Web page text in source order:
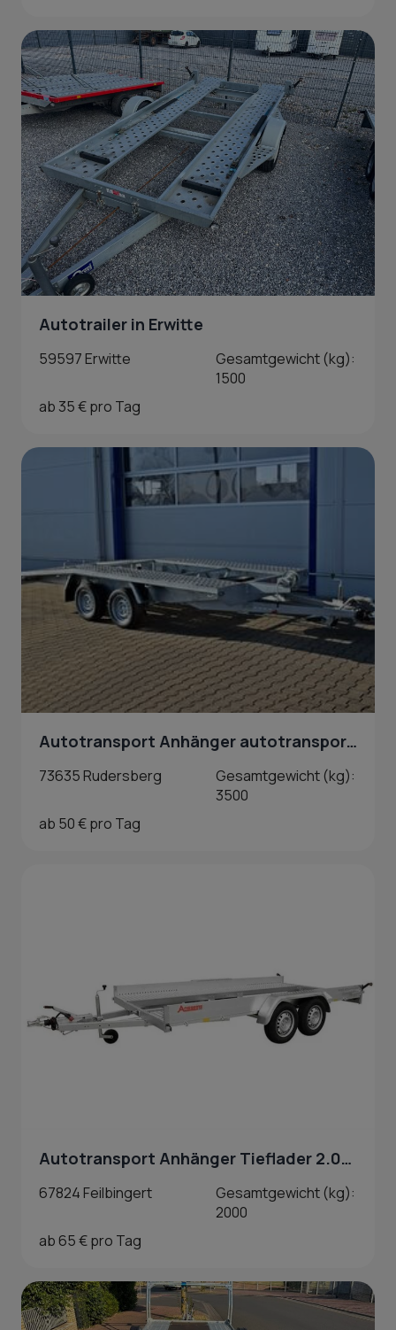
Autotrailer in Erwitte
59597 Erwitte
Gesamtgewicht (kg):
1500
ab 35 € pro Tag
Autotransport Anhänger autotransporter in Rudersberg
73635 Rudersberg
Gesamtgewicht (kg):
3500
ab 50 € pro Tag
Autotransport Anhänger Tieflader 2.000 kg in Feilbingert
67824 Feilbingert
Gesamtgewicht (kg):
2000
ab 65 € pro Tag